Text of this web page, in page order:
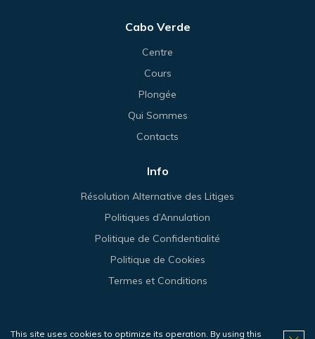
Cabo Verde
Centre
Cours
Plongée
Qui Sommes
Contacts
Info
Résolution Alternative des Litiges
Politiques d’Annulation
Politique de Confidentialité
Politique de Cookies
Termes et Conditions
This site uses cookies to optimize its operation. By using this